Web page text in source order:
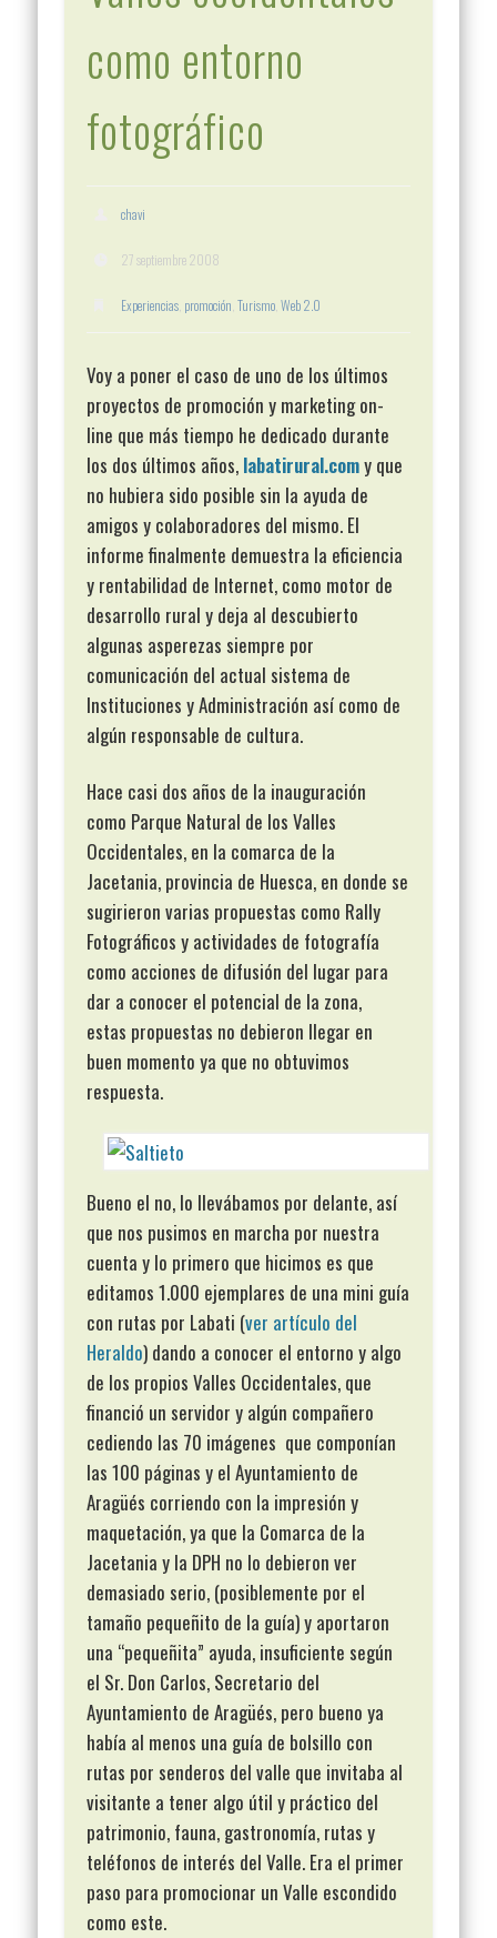
como entorno
fotográfico
chavi
27 septiembre 2008
Experiencias promoción ,Turismo ,Web 2.0
Voy a poner el caso de uno de los últimos
proyectos de promoción y marketing on-
line que más tiempo he dedicado durante
los dos últimos años, labatirural.comy que
no hubiera sido posible sin la ayuda de
amigos y colaboradores del mismo. El
informe finalmente demuestra la eficiencia
y rentabilidad de Internet, como motor de
desarrollo rural y deja al descubierto
algunas asperezas siempre por
comunicación del actual sistema de
Instituciones y Administración así como de
algún responsable de cultura.
Hace casi dos años de la inauguración
como Parque Natural de los Valles
Occidentales, en la comarca de la
Jacetania, provincia de Huesca, en donde se
sugirieron varias propuestas como Rally
Fotográficos y actividades de fotografía
como acciones de difusión del lugar para
dar a conocer el potencial de la zona,
estas propuestas no debieron llegar en
buen momento ya que no obtuvimos
respuesta.
Bueno el no, lo llevábamos por delante, así
que nos pusimos en marcha por nuestra
cuenta y lo primero que hicimos es que
editamos 1.000 ejemplares de una mini guía
con rutas por Labati (ver artículo del
Heraldo) dando a conocer el entorno y algo
de los propios Valles Occidentales, que
financió un servidor y algún compañero
cediendo las 70 imágenes que componían
las 100 páginas y el Ayuntamiento de
Aragüés corriendo con la impresión y
maquetación, ya que la Comarca de la
Jacetania y la DPH no lo debieron ver
demasiado serio, (posiblemente por el
tamaño pequeñito de la guía) y aportaron
una “pequeñita” ayuda, insuficiente según
el Sr. Don Carlos, Secretario del
Ayuntamiento de Aragüés, pero bueno ya
había al menos una guía de bolsillo con
rutas por senderos del valle que invitaba al
visitante a tener algo útil y práctico del
patrimonio, fauna, gastronomía, rutas y
teléfonos de interés del Valle. Era el primer
paso para promocionar un Valle escondido
como este.